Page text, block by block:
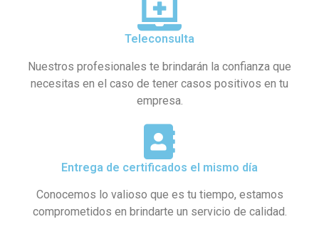
Teleconsulta
Nuestros profesionales te brindarán la confianza que
necesitas en el caso de tener casos positivos en tu
empresa.
Entrega de certificados el mismo día
Conocemos lo valioso que es tu tiempo, estamos
comprometidos en brindarte un servicio de calidad.